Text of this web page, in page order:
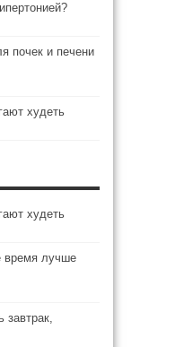
почек и печени
худеть
худеть
время лучше
завтрак,